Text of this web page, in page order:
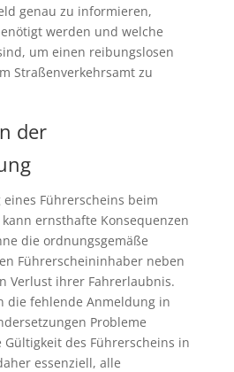
genau zu informieren,
werden und welche
um einen reibungslosen
Straßenverkehrsamt zu
der
Führerscheins beim
ernsthafte Konsequenzen
die ordnungsgemäße
Führerscheininhaber neben
Verlust ihrer Fahrerlaubnis.
die fehlende Anmeldung in
Probleme
des Führerscheins in
essenziell, alle